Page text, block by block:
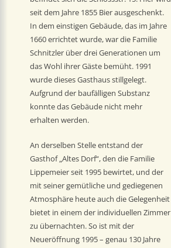
seit dem Jahre 1855 Bier ausgeschenkt.
In dem einstigen Gebäude, das im Jahre
1660 errichtet wurde, war die Familie
Schnitzler über drei Generationen um
das Wohl ihrer Gäste bemüht. 1991
wurde dieses Gasthaus stillgelegt.
Aufgrund der baufälligen Substanz
konnte das Gebäude nicht mehr
erhalten werden.
An derselben Stelle entstand der
Gasthof „Altes Dorf“, den die Familie
Lippemeier seit 1995 bewirtet, und der
mit seiner gemütliche und gediegenen
Atmosphäre heute auch die Gelegenheit
bietet in einem der individuellen Zimmer
zu übernachten. So ist mit der
Neueröffnung 1995 – genau 130 Jahre